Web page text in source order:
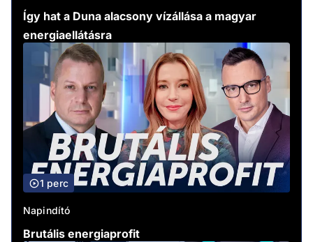
Így hat a Duna alacsony vízállása a magyar
energiaellátásra
1 perc
Napindító
Brutális energiaprofit